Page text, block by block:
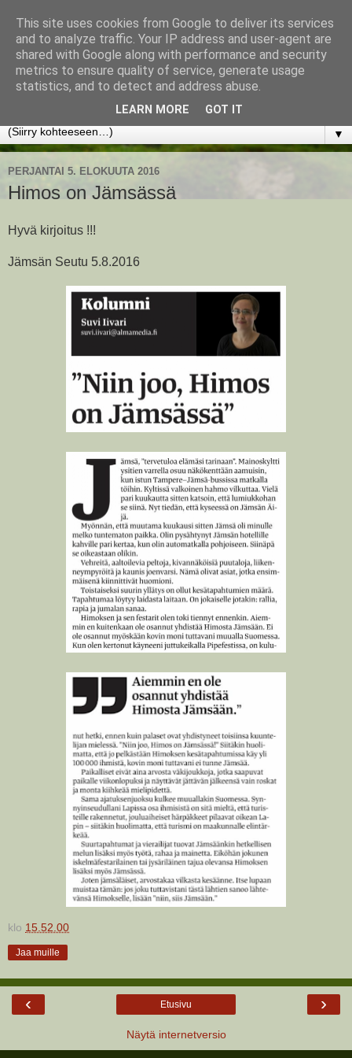
www.jyrkikokko.fi
Uusi Suunta - Jokainen hetki tarjoaa tilaisuuden muuttaa
▼
PERJANTAI 5. ELOKUUTA 2016
Himos on Jämsässä
Hyvä kirjoitus !!!
Jämsän Seutu 5.8.2016
klo 15.52.00
Jaa muille
‹ ›
Etusivu
Näytä internetversio
This site uses cookies from Google to deliver its services
and to analyze traffic. Your IP address and user-agent are
shared with Google along with performance and security
metrics to ensure quality of service, generate usage
statistics, and to detect and address abuse.
LEARN MORE GOT IT